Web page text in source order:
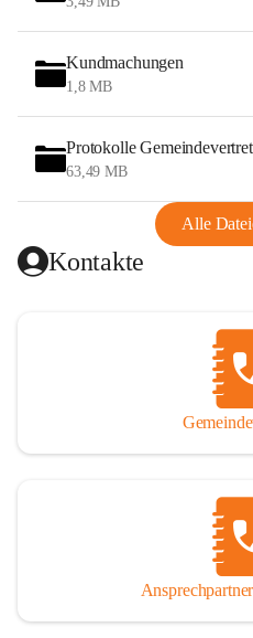
Kundmachungen
1,8 MB
Protokolle
63,49 MB
Alle
Kontakte